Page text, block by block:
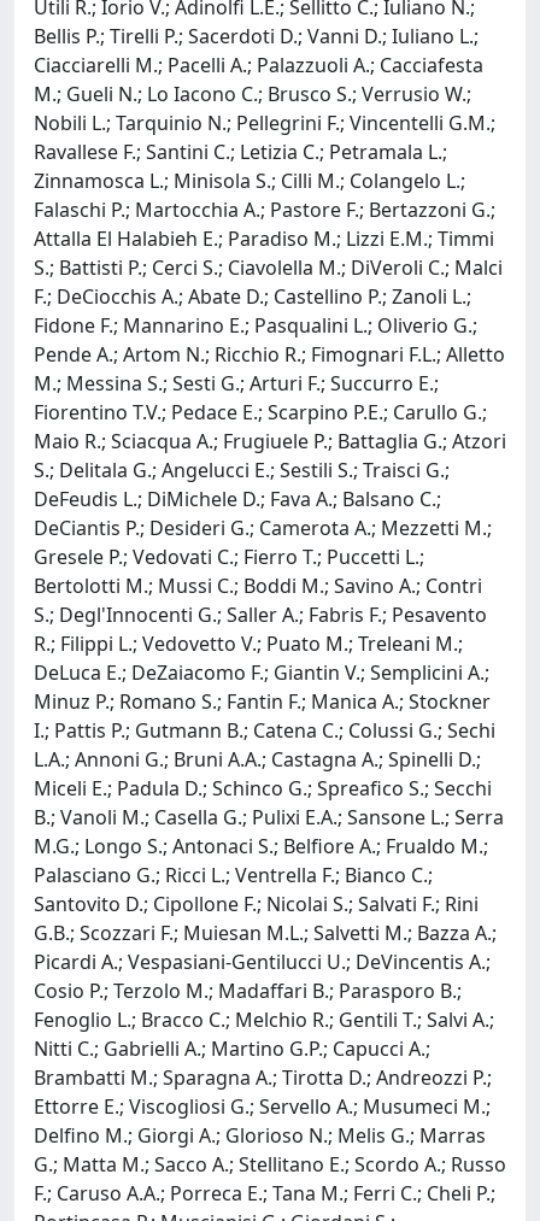
Utili R.; Iorio V.; Adinolfi L.E.; Sellitto C.; Iuliano N.;
Bellis P.; Tirelli P.; Sacerdoti D.; Vanni D.; Iuliano L.;
Ciacciarelli M.; Pacelli A.; Palazzuoli A.; Cacciafesta
M.; Gueli N.; Lo Iacono C.; Brusco S.; Verrusio W.;
Nobili L.; Tarquinio N.; Pellegrini F.; Vincentelli G.M.;
Ravallese F.; Santini C.; Letizia C.; Petramala L.;
Zinnamosca L.; Minisola S.; Cilli M.; Colangelo L.;
Falaschi P.; Martocchia A.; Pastore F.; Bertazzoni G.;
Attalla El Halabieh E.; Paradiso M.; Lizzi E.M.; Timmi
S.; Battisti P.; Cerci S.; Ciavolella M.; DiVeroli C.; Malci
F.; DeCiocchis A.; Abate D.; Castellino P.; Zanoli L.;
Fidone F.; Mannarino E.; Pasqualini L.; Oliverio G.;
Pende A.; Artom N.; Ricchio R.; Fimognari F.L.; Alletto
M.; Messina S.; Sesti G.; Arturi F.; Succurro E.;
Fiorentino T.V.; Pedace E.; Scarpino P.E.; Carullo G.;
Maio R.; Sciacqua A.; Frugiuele P.; Battaglia G.; Atzori
S.; Delitala G.; Angelucci E.; Sestili S.; Traisci G.;
DeFeudis L.; DiMichele D.; Fava A.; Balsano C.;
DeCiantis P.; Desideri G.; Camerota A.; Mezzetti M.;
Gresele P.; Vedovati C.; Fierro T.; Puccetti L.;
Bertolotti M.; Mussi C.; Boddi M.; Savino A.; Contri
S.; Degl'Innocenti G.; Saller A.; Fabris F.; Pesavento
R.; Filippi L.; Vedovetto V.; Puato M.; Treleani M.;
DeLuca E.; DeZaiacomo F.; Giantin V.; Semplicini A.;
Minuz P.; Romano S.; Fantin F.; Manica A.; Stockner
I.; Pattis P.; Gutmann B.; Catena C.; Colussi G.; Sechi
L.A.; Annoni G.; Bruni A.A.; Castagna A.; Spinelli D.;
Miceli E.; Padula D.; Schinco G.; Spreafico S.; Secchi
B.; Vanoli M.; Casella G.; Pulixi E.A.; Sansone L.; Serra
M.G.; Longo S.; Antonaci S.; Belfiore A.; Frualdo M.;
Palasciano G.; Ricci L.; Ventrella F.; Bianco C.;
Santovito D.; Cipollone F.; Nicolai S.; Salvati F.; Rini
G.B.; Scozzari F.; Muiesan M.L.; Salvetti M.; Bazza A.;
Picardi A.; Vespasiani-Gentilucci U.; DeVincentis A.;
Cosio P.; Terzolo M.; Madaffari B.; Parasporo B.;
Fenoglio L.; Bracco C.; Melchio R.; Gentili T.; Salvi A.;
Nitti C.; Gabrielli A.; Martino G.P.; Capucci A.;
Brambatti M.; Sparagna A.; Tirotta D.; Andreozzi P.;
Ettorre E.; Viscogliosi G.; Servello A.; Musumeci M.;
Delfino M.; Giorgi A.; Glorioso N.; Melis G.; Marras
G.; Matta M.; Sacco A.; Stellitano E.; Scordo A.; Russo
F.; Caruso A.A.; Porreca E.; Tana M.; Ferri C.; Cheli P.;